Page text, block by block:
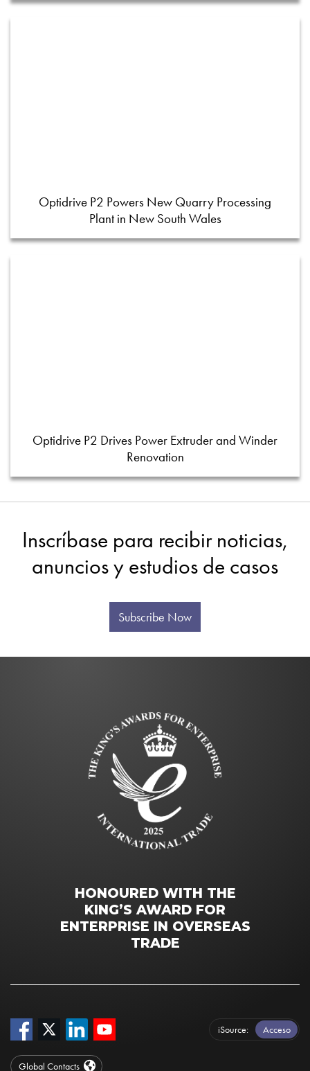
Optidrive P2 Powers New Quarry Processing
Plant in New South Wales
Optidrive P2 Drives Power Extruder and Winder
Renovation
Inscríbase para recibir noticias,
anuncios y estudios de casos
Subscribe Now
HONOURED WITH THE
KING’S AWARD FOR
ENTERPRISE IN OVERSEAS
TRADE
iSource Acceso
Global Contacts